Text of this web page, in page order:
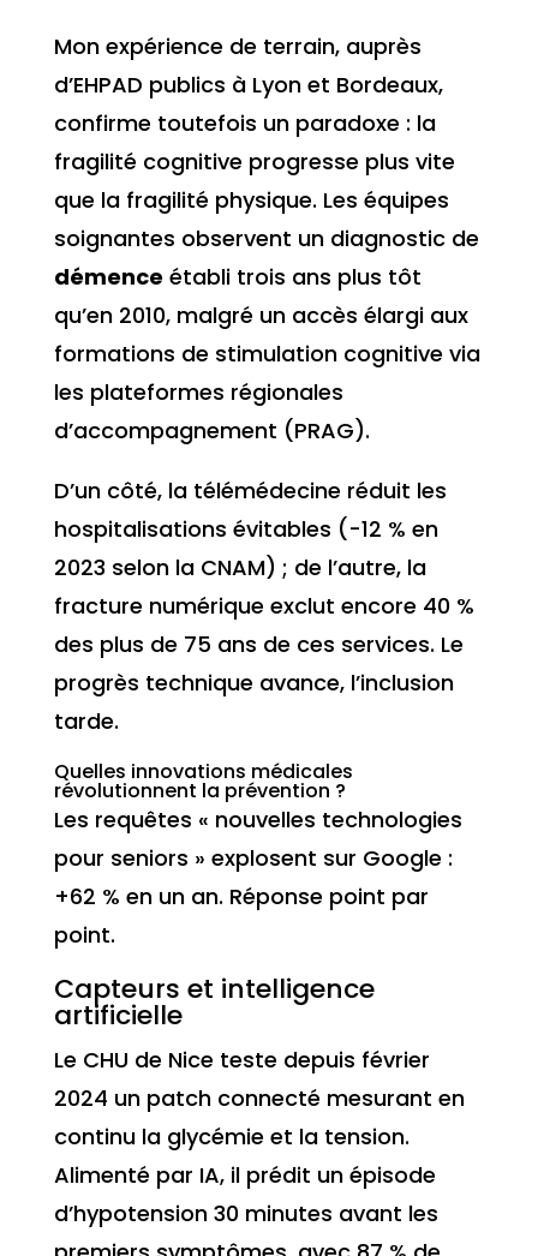
Mon expérience de terrain, auprès
d’EHPAD publics à Lyon et Bordeaux,
confirme toutefois un paradoxe : la
fragilité cognitive progresse plus vite
que la fragilité physique. Les équipes
soignantes observent un diagnostic de
démence établi trois ans plus tôt
qu’en 2010, malgré un accès élargi aux
formations de stimulation cognitive via
les plateformes régionales
d’accompagnement (PRAG).
D’un côté, la télémédecine réduit les
hospitalisations évitables (-12 % en
2023 selon la CNAM) ; de l’autre, la
fracture numérique exclut encore 40 %
des plus de 75 ans de ces services. Le
progrès technique avance, l’inclusion
tarde.
Quelles innovations médicales
révolutionnent la prévention ?
Les requêtes « nouvelles technologies
pour seniors » explosent sur Google :
+62 % en un an. Réponse point par
point.
Capteurs et intelligence
artificielle
Le CHU de Nice teste depuis février
2024 un patch connecté mesurant en
continu la glycémie et la tension.
Alimenté par IA, il prédit un épisode
d’hypotension 30 minutes avant les